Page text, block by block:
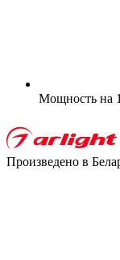
Мощность на
Произведено в